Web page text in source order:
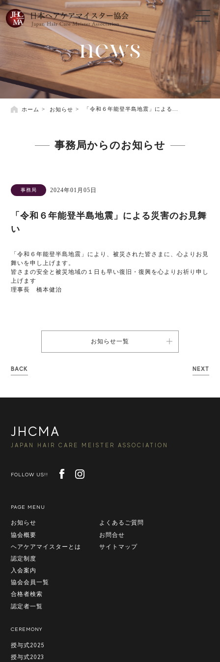
news
ホーム お知らせ 「令和６年能登半島地震」による...
事務局からのお知らせ
事務局 2024年01月05日
「令和６年能登半島地震」による災害のお見舞
い
「令和６年能登半島地震」により、被災された皆さまに、心よりお見
舞いを申し上げます。
皆さまの安全と被災地域の１日も早い復旧・復興を心よりお祈り申し
上げます
理事長 橋本健治
お知らせ一覧
BACK NEXT
JHCMA
JAPAN HAIR CARE MEISTER ASSOCIATION
FOLLOW US!!
PAGE MENU
お知らせ
協会概要
ヘアケアマイスターとは
認定制度
入会案内
協会会員一覧
合格者検索
認定者一覧
よくあるご質問
お問合せ
サイトマップ
CEREMONY
授与式2025
授与式2023